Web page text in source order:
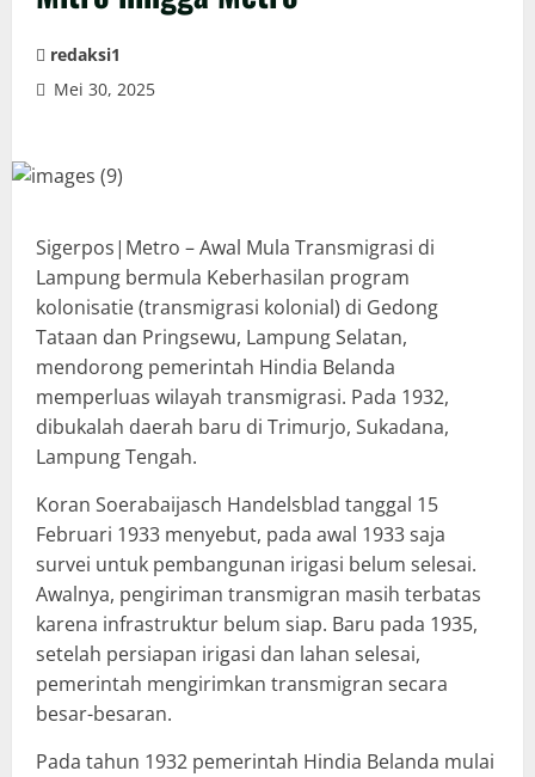
redaksi1
Mei 30, 2025
Sigerpos|Metro – Awal Mula Transmigrasi di
Lampung bermula Keberhasilan program
kolonisatie (transmigrasi kolonial) di Gedong
Tataan dan Pringsewu, Lampung Selatan,
mendorong pemerintah Hindia Belanda
memperluas wilayah transmigrasi. Pada 1932,
dibukalah daerah baru di Trimurjo, Sukadana,
Lampung Tengah.
Koran Soerabaijasch Handelsblad tanggal 15
Februari 1933 menyebut, pada awal 1933 saja
survei untuk pembangunan irigasi belum selesai.
Awalnya, pengiriman transmigran masih terbatas
karena infrastruktur belum siap. Baru pada 1935,
setelah persiapan irigasi dan lahan selesai,
pemerintah mengirimkan transmigran secara
besar-besaran.
Pada tahun 1932 pemerintah Hindia Belanda mulai